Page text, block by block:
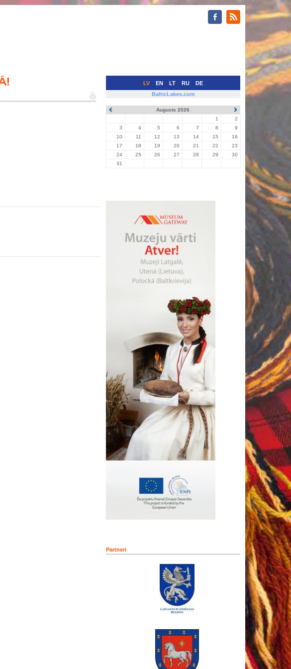
LV EN LT RU DE
BalticLakes.com
Augusts 2026
1
2
3
4 5 6 7 8
9
10
11 12 13 14 15
16
17
18 19 20 21 22
23
24
25 26 27 28 29
30
31
Partneri